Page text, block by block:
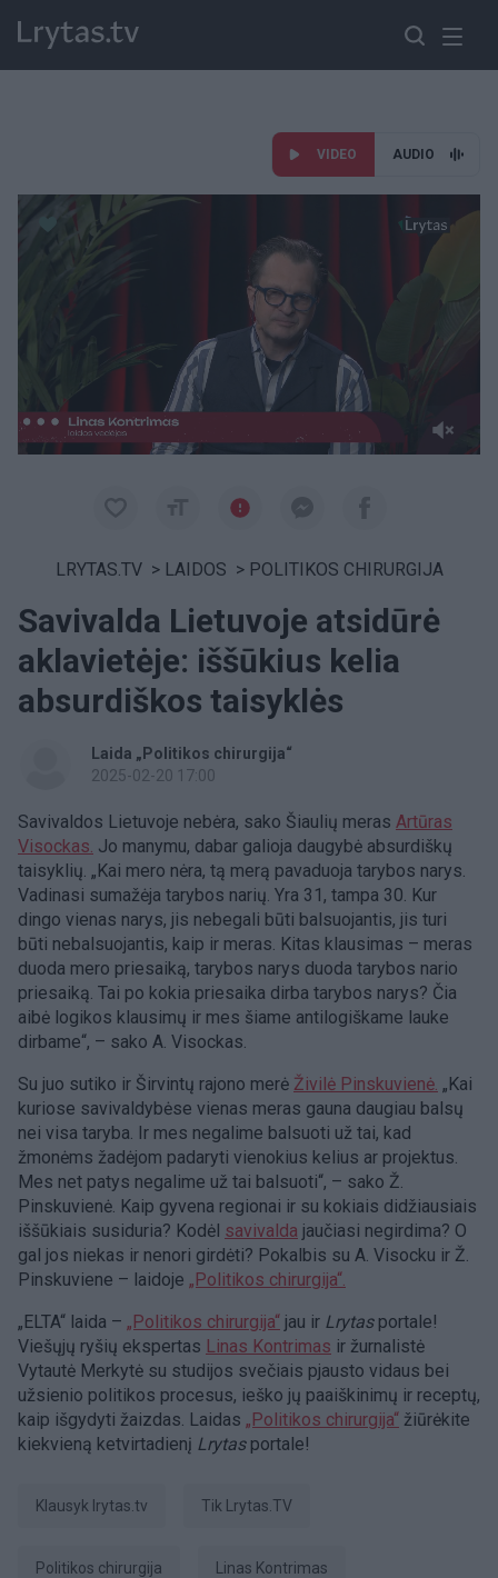
VIDEO AUDIO
Paremkite Ukrainą
LRYTAS.TV > LAIDOS > POLITIKOS CHIRURGIJA
Savivalda Lietuvoje atsidūrė
aklavietėje: iššūkius kelia
absurdiškos taisyklės
Laida „Politikos chirurgija“
2025-02-20 17:00
Savivaldos Lietuvoje nebėra, sako Šiaulių meras Artūras
Visockas. Jo manymu, dabar galioja daugybė absurdiškų
taisyklių. „Kai mero nėra, tą merą pavaduoja tarybos narys.
Vadinasi sumažėja tarybos narių. Yra 31, tampa 30. Kur
dingo vienas narys, jis nebegali būti balsuojantis, jis turi
būti nebalsuojantis, kaip ir meras. Kitas klausimas – meras
duoda mero priesaiką, tarybos narys duoda tarybos nario
priesaiką. Tai po kokia priesaika dirba tarybos narys? Čia
aibė logikos klausimų ir mes šiame antilogiškame lauke
dirbame“, – sako A. Visockas.
Su juo sutiko ir Širvintų rajono merė Živilė Pinskuvienė. „Kai
kuriose savivaldybėse vienas meras gauna daugiau balsų
nei visa taryba. Ir mes negalime balsuoti už tai, kad
žmonėms žadėjom padaryti vienokius kelius ar projektus.
Mes net patys negalime už tai balsuoti“, – sako Ž.
Pinskuvienė. Kaip gyvena regionai ir su kokiais didžiausiais
iššūkiais susiduria? Kodėl savivalda jaučiasi negirdima? O
gal jos niekas ir nenori girdėti? Pokalbis su A. Visocku ir Ž.
Pinskuviene – laidoje „Politikos chirurgija“.
„ELTA“ laida – „Politikos chirurgija“ jau ir Lrytasportale!
Viešųjų ryšių ekspertas Linas Kontrimas ir žurnalistė
Vytautė Merkytė su studijos svečiais pjausto vidaus bei
užsienio politikos procesus, ieško jų paaiškinimų ir receptų,
kaip išgydyti žaizdas. Laidas „Politikos chirurgija“ žiūrėkite
kiekvieną ketvirtadienį Lrytasportale!
Klausyk lrytas.tv tik Lrytas.TV
Politikos chirurgija Linas Kontrimas